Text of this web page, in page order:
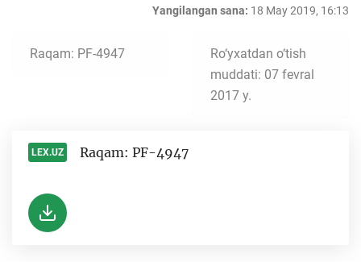
Yangilangan sana: 18 May 2019, 16:13
Raqam: PF-4947
Ro‘yxatdan o‘tish
muddati: 07 fevral
2017 y.
LEX.UZ Raqam: PF-4947